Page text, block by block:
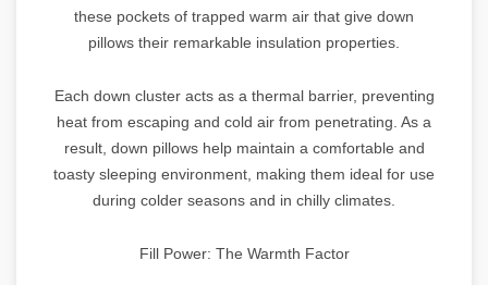
these pockets of trapped warm air that give down
pillows their remarkable insulation properties.
Each down cluster acts as a thermal barrier, preventing
heat from escaping and cold air from penetrating. As a
result, down pillows help maintain a comfortable and
toasty sleeping environment, making them ideal for use
during colder seasons and in chilly climates.
Fill Power: The Warmth Factor